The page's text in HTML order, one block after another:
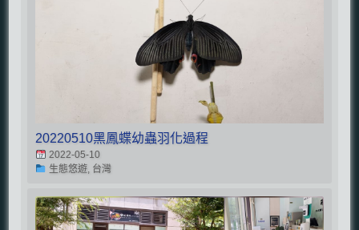
20220510黑鳳蝶幼蟲羽化過程
2022-05-10
生態悠遊, 台灣